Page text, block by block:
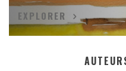
EXPLORER